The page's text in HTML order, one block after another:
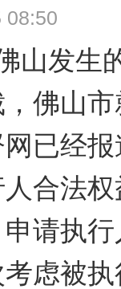
08:50
山发生
佛山
已经
合法
请执
虑被